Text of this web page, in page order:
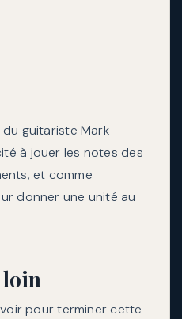
guitariste Mark
à jouer les notes des
et comme
donner une unité au
loin
pour terminer cette